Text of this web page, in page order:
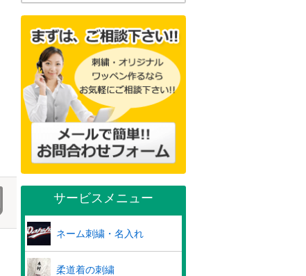
サービスメニュー
ネーム刺繍・名入れ
柔道着の刺繍